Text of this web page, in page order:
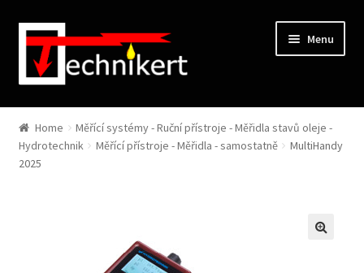
Skip to navigation
Skip to content Menu
Home
Měřící systémy - Ruční přístroje - Měřidla stavů oleje -
Hydrotechnik
Měřící přístroje - Měřidla - samostatně
MultiHandy
2025